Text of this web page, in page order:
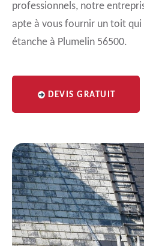
professionnels, notre
apte à vous fournir un toit
étanche à Plumelin 56500.
DEVIS GRATUIT